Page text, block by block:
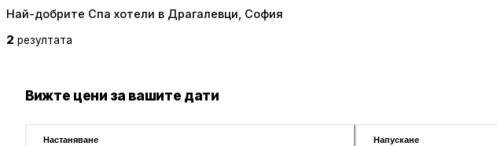
Най-добрите Спа хотели в Драгалевци, София
2 резултата
Вижте цени за вашите дати
Настаняване Напускане